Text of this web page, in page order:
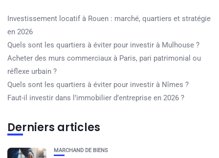
Investissement locatif à Rouen : marché, quartiers et stratégie
en 2026
Quels sont les quartiers à éviter pour investir à Mulhouse ?
Acheter des murs commerciaux à Paris, pari patrimonial ou
réflexe urbain ?
Quels sont les quartiers à éviter pour investir à Nîmes ?
Faut-il investir dans l’immobilier d’entreprise en 2026 ?
Derniers articles
MARCHAND DE BIENS